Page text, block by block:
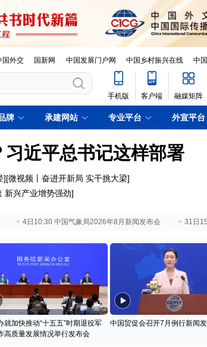
国外交 国新网 中国发展门户网 中国乡村振兴在线 中
手机版 客户端 融媒矩阵
牌 承建网站 专业平台 外宣平台
近平总书记这样部署
][微视频丨奋进开新局 实干挑大梁]
新兴产业增势强劲]
4日10:30 中国气象局2026年8月新闻发布会 31日
就加快推动“十五五”时期退役军
高质量发展情况举行发布会
中国贸促会召开7月例行新闻